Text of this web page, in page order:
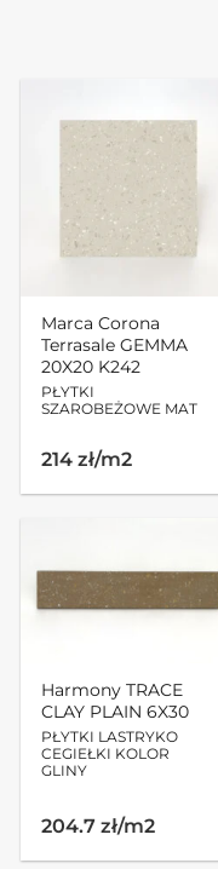
Marca Corona
Terrasale GEMMA
20X20 K242
PŁYTKI
SZAROBEŻOWE MAT
214 zł/m2
Harmony TRACE
CLAY PLAIN 6X30
PŁYTKI LASTRYKO
CEGIEŁKI KOLOR
GLINY
204.7 zł/m2